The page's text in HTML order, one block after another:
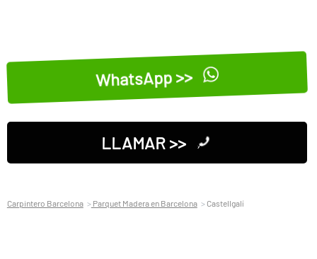
WhatsApp >>
LLAMAR >>
Carpintero Barcelona Parquet Madera en Barcelona Castellgalí